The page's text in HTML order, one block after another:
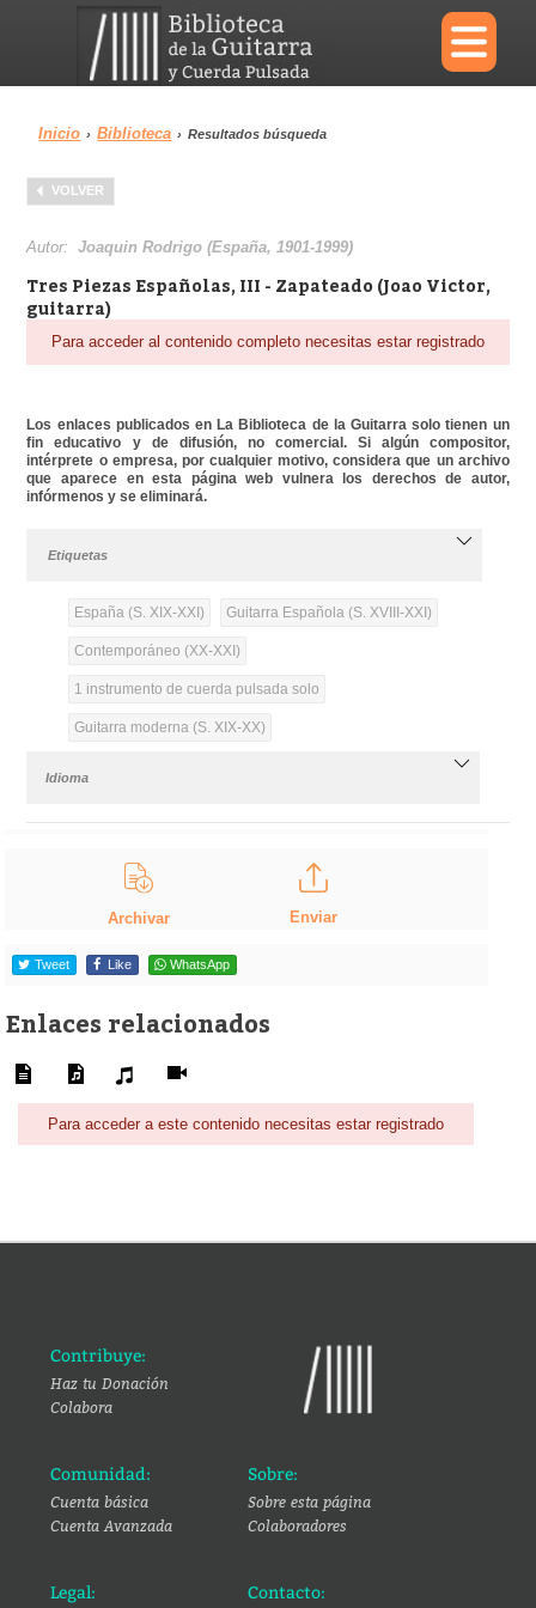
×
Menu
Biblioteca Diccionario
Área personal Reproductor
Inicio › Biblioteca › Resultados búsqueda
VOLVER
Autor:Joaquin Rodrigo (España, 1901-1999)
Tres Piezas Españolas, III - Zapateado (Joao Victor,
guitarra)
Para acceder al contenido completo necesitas estar registrado
Los enlaces publicados en La Biblioteca de la Guitarra solo tienen un
fin educativo y de difusión, no comercial. Si algún compositor,
intérprete o empresa, por cualquier motivo, considera que un archivo
que aparece en esta página web vulnera los derechos de autor,
infórmenos y se eliminará.
Etiquetas
España (S. XIX-XXI) Guitarra Española (S. XVIII-XXI)
Contemporáneo (XX-XXI)
1 instrumento de cuerda pulsada solo
Guitarra moderna (S. XIX-XX)
Idioma
Archivar Enviar
Tweet Like WhatsApp
Enlaces relacionados
Para acceder a este contenido necesitas estar registrado
Contribuye:
Haz tu Donación
Colabora
Comunidad:
Cuenta básica
Cuenta Avanzada
Sobre:
Sobre esta página
Colaboradores
Legal: Contacto: